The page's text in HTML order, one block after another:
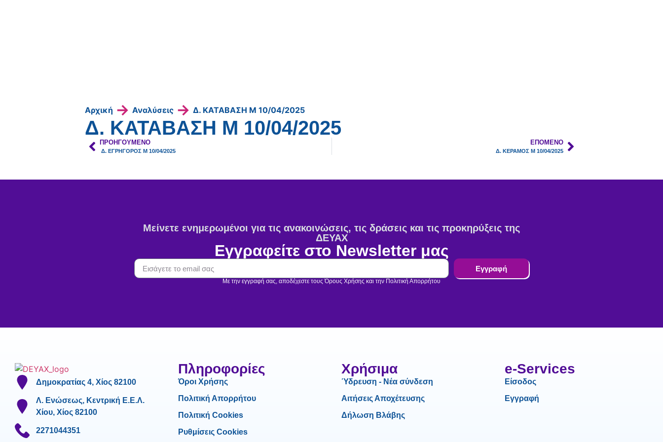
Αρχική → Αναλύσεις → Δ. ΚΑΤΑΒΑΣΗ Μ 10/04/2025
Δ. ΚΑΤΑΒΑΣΗ Μ 10/04/2025
ΠΡΟΗΓΟΎΜΕΝΟ
Δ. ΕΓΡΗΓΟΡΟΣ Μ 10/04/2025
ΕΠΌΜΕΝΟ
Δ. ΚΕΡΑΜΟΣ Μ 10/04/2025
Μείνετε ενημερωμένοι για τις ανακοινώσεις, τις δράσεις και τις προκηρύξεις της
ΔΕΥΑΧ
Εγγραφείτε στο Newsletter μας
Εγγραφή
Με την εγγραφή σας, αποδέχεστε τους Όρους Χρήσης και την Πολιτική Απορρήτου
Δημοκρατίας 4, Χίος 82100
Λ. Ενώσεως, Κεντρική Ε.Ε.Λ.
Χίου, Χίος 82100
2271044351
Πληροφορίες
Όροι Χρήσης
Πολιτική Απορρήτου
Πολιτική Cookies
Ρυθμίσεις Cookies
Χρήσιμα
Ύδρευση - Νέα σύνδεση
Αιτήσεις Αποχέτευσης
Δήλωση Βλάβης
e-Services
Είσοδος
Εγγραφή